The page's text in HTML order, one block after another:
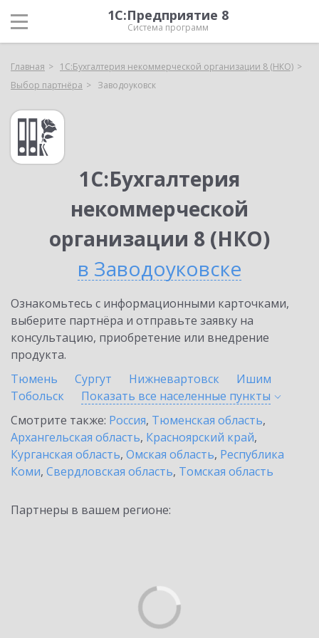
1С:Предприятие 8
Система программ
Главная
1С:Бухгалтерия некоммерческой организации 8 (НКО)
Выбор партнёра
Заводоуковск
1С:Бухгалтерия
некоммерческой
организации 8 (НКО)
в Заводоуковске
Ознакомьтесь с информационными карточками,
выберите партнёра и отправьте заявку на
консультацию, приобретение или внедрение
продукта.
Тюмень
Сургут Нижневартовск
Ишим
Тобольск
Показать все населенные пункты
Смотрите также: Россия, Тюменская область,
Архангельская область, Красноярский край,
Курганская область, Омская область, Республика
Коми, Свердловская область, Томская область
Партнеры в вашем регионе: